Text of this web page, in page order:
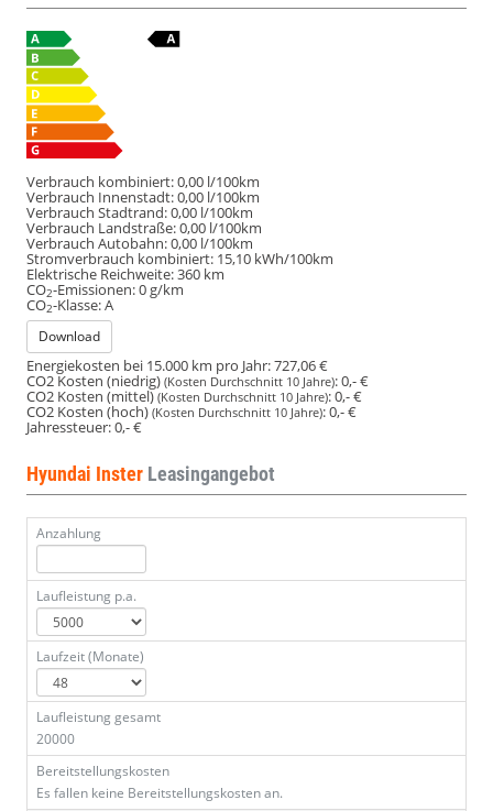
Verbrauch kombiniert:0,00 l/100km
Verbrauch Innenstadt:0,00 l/100km
Verbrauch Stadtrand:0,00 l/100km
Verbrauch Landstraße:0,00 l/100km
Verbrauch Autobahn:0,00 l/100km
Stromverbrauch kombiniert: 15,10 kWh/100km
Elektrische Reichweite:360 km
CO2-Emissionen:0 g/km
CO2-Klasse:A
Download
Energiekosten bei 15.000 km pro Jahr:727,06 €
CO2 Kosten (niedrig) (Kosten Durchschnitt 10 Jahre):0,- €
CO2 Kosten (mittel)(Kosten Durchschnitt 10 Jahre):0,- €
CO2 Kosten (hoch) (Kosten Durchschnitt 10 Jahre):0,- €
Jahressteuer:0,- €
Hyundai Inster Leasingangebot
Anzahlung
Laufleistung p.a.
Laufzeit (Monate)
Laufleistung gesamt
20000
Bereitstellungskosten
Es fallen keine Bereitstellungskosten an.